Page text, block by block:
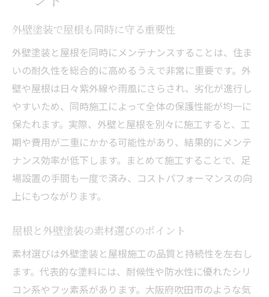
外壁塗装で屋根も同時に守る重要性
外壁塗装と屋根を同時にメンテナンスすることは、住ま
いの耐久性を総合的に高めるうえで非常に重要です。外
壁や屋根は日々紫外線や雨風にさらされ、劣化が進行し
やすいため、同時施工によって全体の保護性能が均一に
保たれます。実際、外壁と屋根を別々に施工すると、工
期や費用が二重にかかる可能性があり、結果的にメンテ
ナンス効率が低下します。まとめて施工することで、足
場設置の手間も一度で済み、コストパフォーマンスの向
上にもつながります。
屋根と外壁塗装の素材選びのポイント
素材選びは外壁塗装と屋根施工の品質と持続性を左右し
ます。代表的な塗料には、耐候性や防水性に優れたシリ
コン系やフッ素系があります。大阪府吹田市のような気